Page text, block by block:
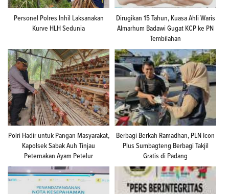
Personel Polres Inhil Laksanakan
Kurve HLH Sedunia
Dirugikan 15 Tahun, Kuasa Ahli Waris
Almarhum Badawi Gugat KCP ke PN
Tembilahan
Polri Hadir untuk Pangan Masyarakat,
Kapolsek Sabak Auh Tinjau
Peternakan Ayam Petelur
Berbagi Berkah Ramadhan, PLN Icon
Plus Sumbagteng Berbagi Takjil
Gratis di Padang